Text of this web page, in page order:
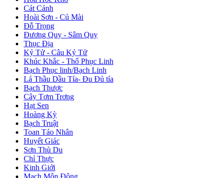
Cát Cánh
Hoài Sơn - Củ Mài
Đỗ Trọng
Đương Quy - Sâm Quy
Thục Địa
Kỷ Tử - Câu Kỷ Tử
Khúc Khắc - Thổ Phục Linh
Bạch Phục linh/Bạch Linh
Lá Thầu Dầu Tía- Đu Đủ tía
Bạch Thược
Cây Tơm Trơng
Hạt Sen
Hoàng Kỳ
Bạch Truật
Toan Táo Nhân
Huyết Giác
Sơn Thù Du
Chỉ Thực
Kinh Giới
Mạch Môn Đông